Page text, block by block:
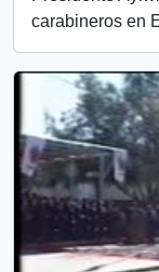
carabineros en